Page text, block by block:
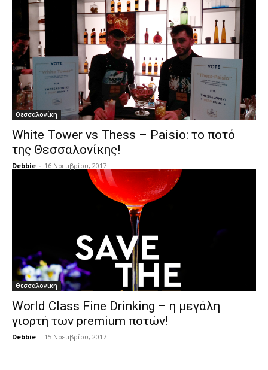
Θεσσαλονίκη
White Tower vs Thess – Paisio: το ποτό
της Θεσσαλονίκης!
Debbie - 16 Νοεμβρίου, 2017
Θεσσαλονίκη
World Class Fine Drinking – η μεγάλη
γιορτή των premium ποτών!
Debbie - 15 Νοεμβρίου, 2017